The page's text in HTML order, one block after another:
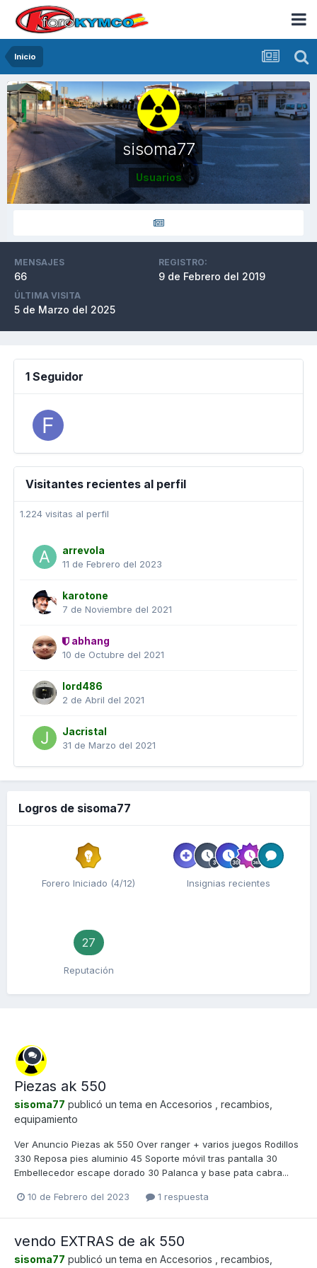
Inicio
sisoma77
Usuarios
MENSAJES
66
REGISTRO:
9 de Febrero del 2019
ÚLTIMA VISITA
5 de Marzo del 2025
1 Seguidor
Visitantes recientes al perfil
1.224 visitas al perfil
arrevola
11 de Febrero del 2023
karotone
7 de Noviembre del 2021
abhang
10 de Octubre del 2021
lord486
2 de Abril del 2021
Jacristal
31 de Marzo del 2021
Logros de sisoma77
Forero Iniciado (4/12) Insignias recientes
27
Reputación
Piezas ak 550
sisoma77 publicó un tema en Accesorios , recambios,
equipamiento
Ver Anuncio Piezas ak 550 Over ranger + varios juegos Rodillos
330 Reposa pies aluminio 45 Soporte móvil tras pantalla 30
Embellecedor escape dorado 30 Palanca y base pata cabra...
10 de Febrero del 2023 1 respuesta
vendo EXTRAS de ak 550
sisoma77 publicó un tema en Accesorios , recambios,